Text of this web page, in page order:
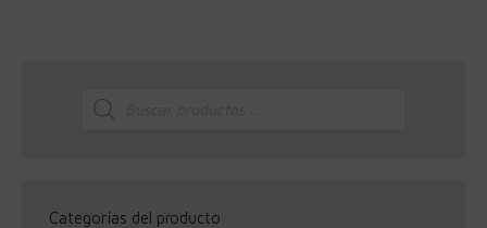
de
productos
Categorías del producto